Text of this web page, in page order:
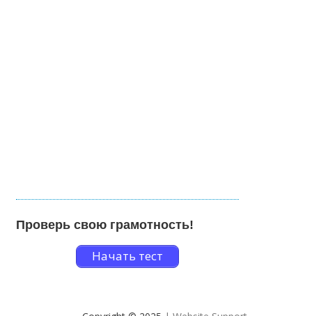
Проверь свою грамотность!
Начать тест